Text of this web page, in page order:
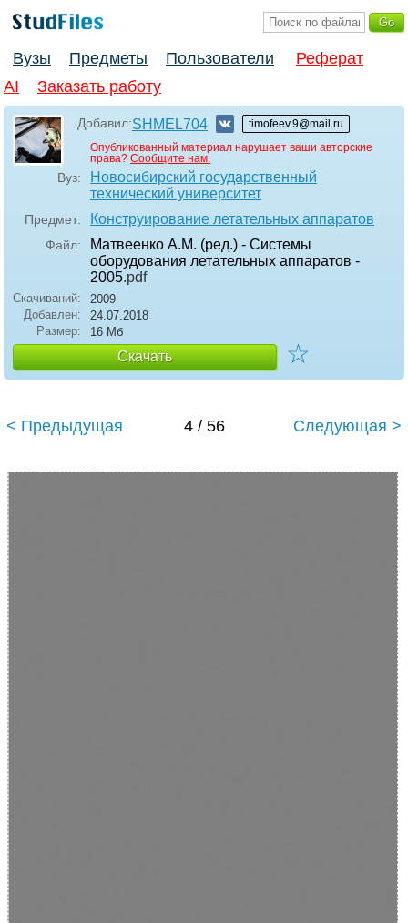
Вузы Предметы Пользователи
Реферат
AI
Заказать работу
Добавил:SHMEL704
timofeev.9@mail.ru
Опубликованный материал нарушает ваши авторские
права? Сообщите нам.
Вуз:
Новосибирский государственный
технический университет
Предмет: Конструирование летательных аппаратов
Файл:
Матвеенко А.М. (ред.) - Системы
оборудования летательных аппаратов -
2005.pdf
Скачиваний:
2009
Добавлен:
24.07.2018
Размер:
16 Мб
Скачать ☆
< Предыдущая 4 / 56 Следующая >